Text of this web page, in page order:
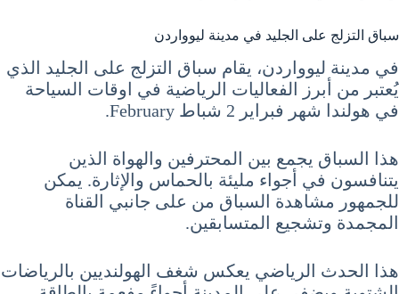
سباق التزلج على الجليد في مدينة ليوواردن
في مدينة ليوواردن، يقام سباق التزلج على الجليد الذي
يُعتبر من أبرز الفعاليات الرياضية في اوقات السياحة
في هولندا شهر فبراير 2 شباط February.
هذا السباق يجمع بين المحترفين والهواة الذين
يتنافسون في أجواء مليئة بالحماس والإثارة. يمكن
للجمهور مشاهدة السباق من على جانبي القناة
المجمدة وتشجيع المتسابقين.
هذا الحدث الرياضي يعكس شغف الهولنديين بالرياضات